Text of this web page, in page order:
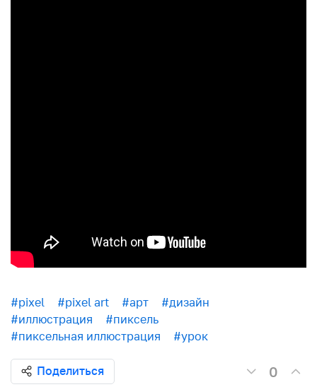
#pixel #pixel art #арт
#дизайн
#иллюстрация
#пиксель
#пиксельная иллюстрация
#урок
Поделиться 0